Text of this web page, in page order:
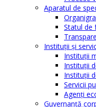
Aparatul de
Statul de
Instituţii şi
Instituţii
Instituţii
Instituţii
Servicii
Agenţi
Guvernanță